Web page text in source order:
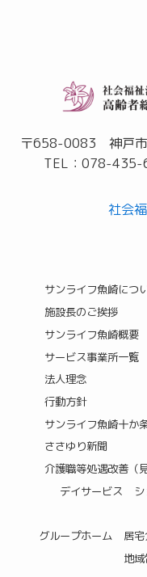
〒658-0083 神戸市
TEL：078-
社会
サンライフ魚崎につ
施設長のご挨拶
サンライフ魚崎概要
サービス事業所一覧
法人理念
行動方針
サンライフ魚崎十か
ささゆり新聞
介護職等処遇改善（
デイサービス
グループホーム
居
地